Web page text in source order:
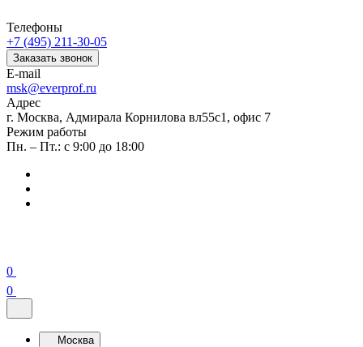
Телефоны
+7 (495) 211-30-05
Заказать звонок
E-mail
msk@everprof.ru
Адрес
г. Москва, Адмирала Корнилова вл55с1, офис 7
Режим работы
Пн. – Пт.: с 9:00 до 18:00
0
0
Москва